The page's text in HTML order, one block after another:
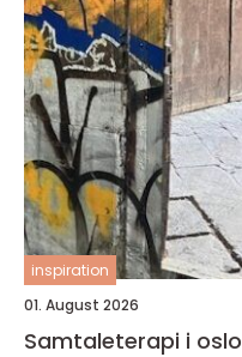
inspiration
01. August 2026
Samtaleterapi i oslo en enkel vei til mer